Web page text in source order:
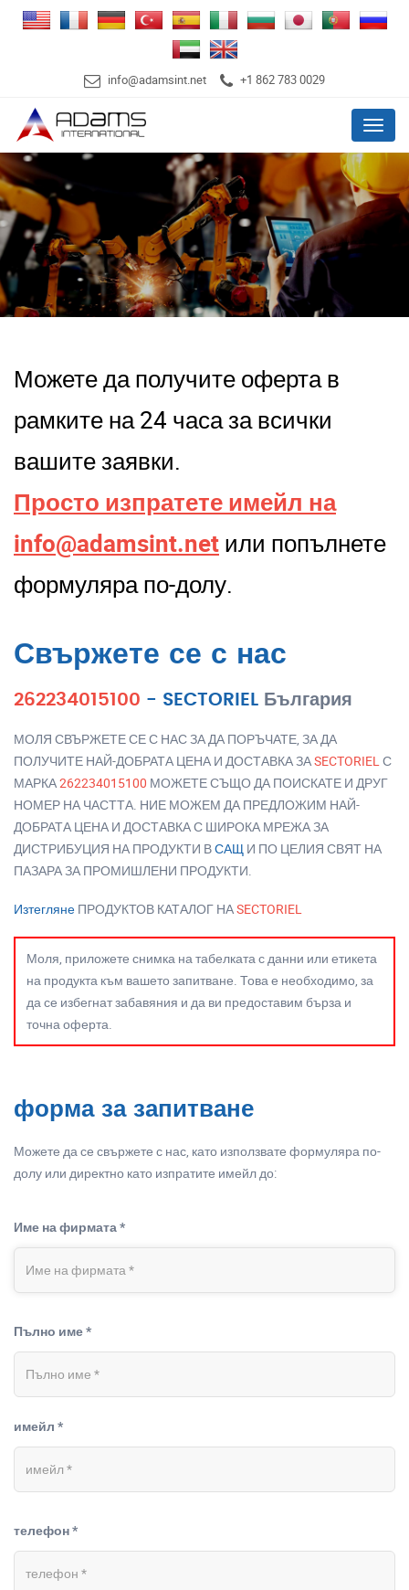
info@adamsint.net +1 862 783 0029
Menu
Можете да получите оферта в
рамките на 24 часа за всички
вашите заявки.
Просто изпратете имейл на
info@adamsint.net или попълнете
формуляра по-долу.
Свържете се с нас
262234015100 - SECTORIEL България
МОЛЯ СВЪРЖЕТЕ СЕ С НАС ЗА ДА ПОРЪЧАТЕ, ЗА ДА
ПОЛУЧИТЕ НАЙ-ДОБРАТА ЦЕНА И ДОСТАВКА ЗАSECTORIEL С
МАРКА262234015100 МОЖЕТЕ СЪЩО ДА ПОИСКАТЕ И ДРУГ
НОМЕР НА ЧАСТТА. НИЕ МОЖЕМ ДА ПРЕДЛОЖИМ НАЙ-
ДОБРАТА ЦЕНА И ДОСТАВКА С ШИРОКА МРЕЖА ЗА
ДИСТРИБУЦИЯ НА ПРОДУКТИ ВСАЩ И ПО ЦЕЛИЯ СВЯТ НА
ПАЗАРА ЗА ПРОМИШЛЕНИ ПРОДУКТИ.
Изтегляне ПРОДУКТОВ КАТАЛОГ НАSECTORIEL
Моля, приложете снимка на табелката с данни или етикета
на продукта към вашето запитване. Това е необходимо, за
да се избегнат забавяния и да ви предоставим бърза и
точна оферта.
форма за запитване
Можете да се свържете с нас, като използвате формуляра по-
долу или директно като изпратите имейл до:
Име на фирмата *
Пълно име *
имейл *
телефон *